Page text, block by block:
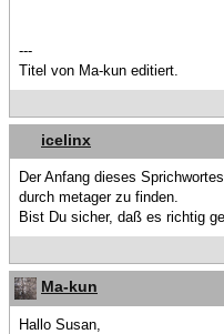
---
Titel von Ma-kun editiert.
icelinx
Der Anfang dieses
durch metager zu finden.
Bist Du sicher, daß es richtig
Ma-kun
Hallo Susan,